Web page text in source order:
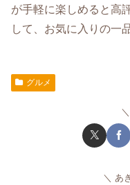
が手軽に楽しめると高
して、お気に入りの一
グルメ
あ